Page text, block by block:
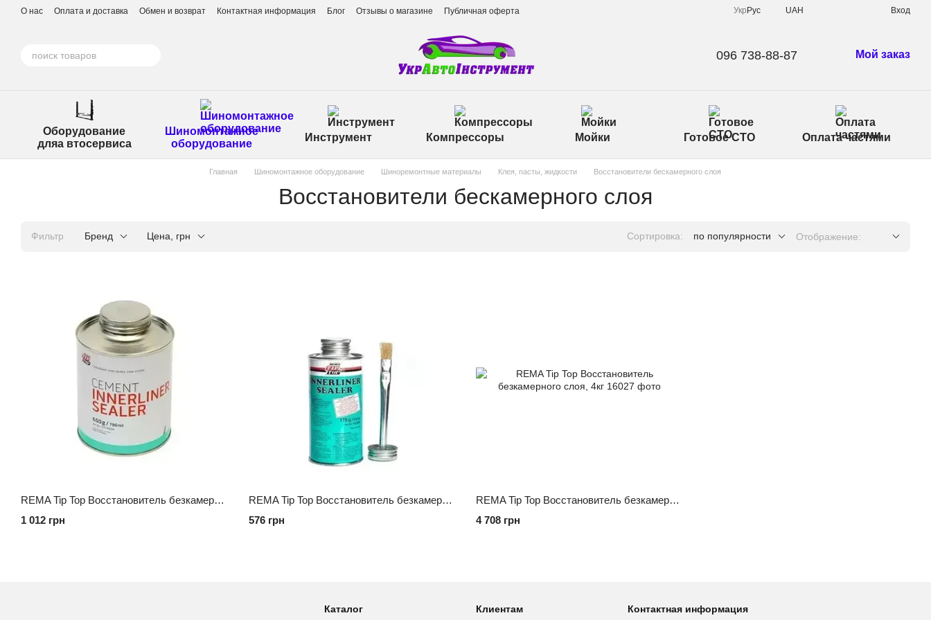
Перейти к основному контенту
О нас Оплата и доставка Обмен и возврат Контактная информация Блог Отзывы о магазине Публичная оферта Укр Рус UAH Вход
096 738-88-87 Мой заказ
Оборудование
дляа втосервиса
Шиномонтажное
оборудование
Инструмент Компрессоры Мойки Готовое СТО Оплата частями
Главная Шиномонтажное оборудование Шиноремонтные материалы Клея, пасты, жидкости Восстановители бескамерного слоя
Восстановители бескамерного слоя
Фильтр Бренд Цена, грн Сортировка: по популярности Отображение:
REMA Tip Top Восстановитель безкамерного слоя, 650 г
1 012 грн
REMA Tip Top Восстановитель безкамерного слоя, 175 г
576 грн
REMA Tip Top Восстановитель безкамерного слоя, 4кг
4 708 грн
Каталог Клиентам Контактная информация